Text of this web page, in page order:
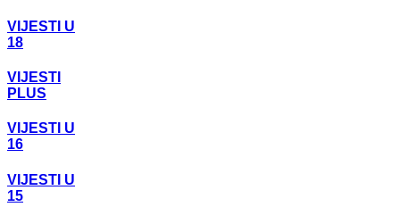
VIJESTI U
18
VIJESTI
PLUS
VIJESTI U
16
VIJESTI U
15